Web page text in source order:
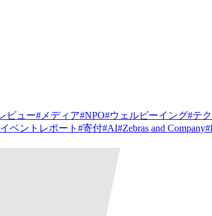
ビュー# メディア#NPO#ウェルビーイング#テ
イベントレポート #寄付#AI#Zebras and Company#